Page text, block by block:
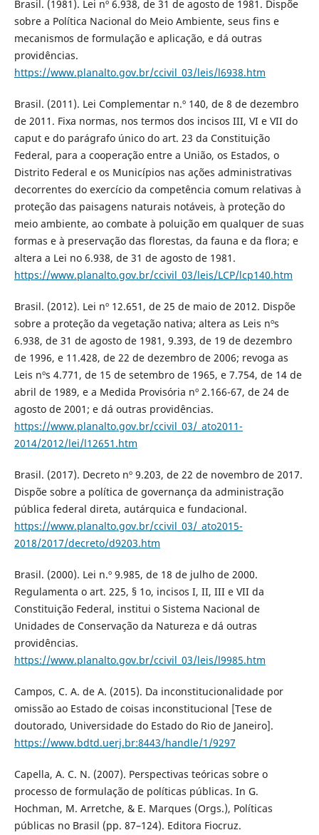
Brasil. (1981). Lei nº 6.938, de 31 de agosto de 1981. Dispõe
sobre a Política Nacional do Meio Ambiente, seus fins e
mecanismos de formulação e aplicação, e dá outras
providências.
https://www.planalto.gov.br/ccivil_03/leis/l6938.htm
Brasil. (2011). Lei Complementar n.º 140, de 8 de dezembro
de 2011. Fixa normas, nos termos dos incisos III, VI e VII do
caput e do parágrafo único do art. 23 da Constituição
Federal, para a cooperação entre a União, os Estados, o
Distrito Federal e os Municípios nas ações administrativas
decorrentes do exercício da competência comum relativas à
proteção das paisagens naturais notáveis, à proteção do
meio ambiente, ao combate à poluição em qualquer de suas
formas e à preservação das florestas, da fauna e da flora; e
altera a Lei no 6.938, de 31 de agosto de 1981.
https://www.planalto.gov.br/ccivil_03/leis/LCP/lcp140.htm
Brasil. (2012). Lei nº 12.651, de 25 de maio de 2012. Dispõe
sobre a proteção da vegetação nativa; altera as Leis nºs
6.938, de 31 de agosto de 1981, 9.393, de 19 de dezembro
de 1996, e 11.428, de 22 de dezembro de 2006; revoga as
Leis nºs 4.771, de 15 de setembro de 1965, e 7.754, de 14 de
abril de 1989, e a Medida Provisória nº 2.166-67, de 24 de
agosto de 2001; e dá outras providências.
https://www.planalto.gov.br/ccivil_03/_ato2011-
2014/2012/lei/l12651.htm
Brasil. (2017). Decreto nº 9.203, de 22 de novembro de 2017.
Dispõe sobre a política de governança da administração
pública federal direta, autárquica e fundacional.
https://www.planalto.gov.br/ccivil_03/_ato2015-
2018/2017/decreto/d9203.htm
Brasil. (2000). Lei n.º 9.985, de 18 de julho de 2000.
Regulamenta o art. 225, § 1o, incisos I, II, III e VII da
Constituição Federal, institui o Sistema Nacional de
Unidades de Conservação da Natureza e dá outras
providências.
https://www.planalto.gov.br/ccivil_03/leis/l9985.htm
Campos, C. A. de A. (2015). Da inconstitucionalidade por
omissão ao Estado de coisas inconstitucional [Tese de
doutorado, Universidade do Estado do Rio de Janeiro].
https://www.bdtd.uerj.br:8443/handle/1/9297
Capella, A. C. N. (2007). Perspectivas teóricas sobre o
processo de formulação de políticas públicas. In G.
Hochman, M. Arretche, & E. Marques (Orgs.), Políticas
públicas no Brasil (pp. 87–124). Editora Fiocruz.